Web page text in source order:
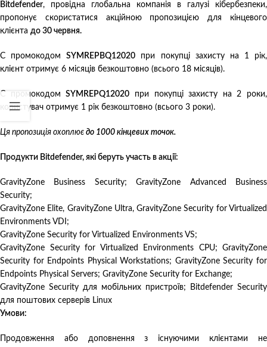
Bitdefender, провідна глобальна компанія в галузі кібербезпеки,
пропонує скористатися акційною пропозицією для кінцевого
клієнта до 30 червня.
С промокодомSYMREPBQ12020 при покупці захисту на 1 рік,
клієнт отримує 6 місяців безкоштовно (всього 18 місяців).
С промокодомSYMREPQ12020 при покупці захисту на 2 роки,
користувач отримує 1 рік безкоштовно (всього 3 роки).
Ця пропозиція охоплює до 1000 кінцевих точок.
Продукти Bitdefender, які беруть участь в акції:
GravityZone Business Security; GravityZone Advanced Business
Security;
GravityZone Elite, GravityZone Ultra, GravityZone Security for Virtualized
Environments VDI;
GravityZone Security for Virtualized Environments VS;
GravityZone Security for Virtualized Environments CPU; GravityZone
Security for Endpoints Physical Workstations; GravityZone Security for
Endpoints Physical Servers; GravityZone Security for Exchange;
GravityZone Security для мобільних пристроїв; Bitdefender Security
для поштових серверів Linux
Умови:
Продовження або доповнення з існуючими клієнтами не